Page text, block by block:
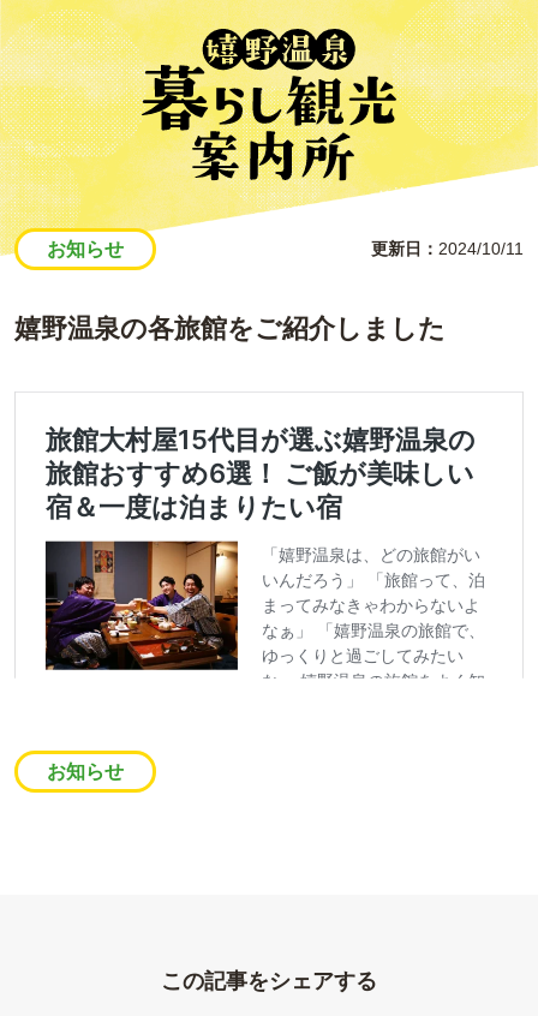
嬉野温泉の各旅館をご紹介しました
お知らせ 更新日 2024/10/11
お知らせ
この記事をシェアする